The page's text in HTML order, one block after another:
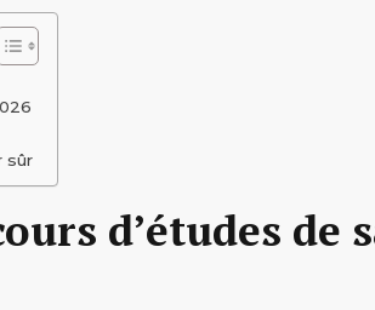
sûr
d’études de